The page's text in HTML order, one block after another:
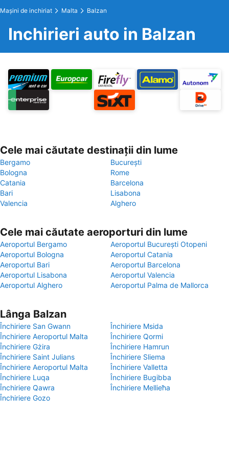
Maşini de inchiriat Malta Balzan
Inchirieri auto in Balzan
Cele mai căutate destinații din lume
Bergamo
București
Bologna
Rome
Catania
Barcelona
Bari
Lisabona
Valencia
Alghero
Cele mai căutate aeroporturi din lume
Aeroportul Bergamo
Aeroportul București Otopeni
Aeroportul Bologna
Aeroportul Catania
Aeroportul Bari
Aeroportul Barcelona
Aeroportul Lisabona
Aeroportul Valencia
Aeroportul Alghero
Aeroportul Palma de Mallorca
Lânga Balzan
Închiriere San Gwann
Închiriere Msida
Închiriere Aeroportul Malta
Închiriere Qormi
Închiriere Gżira
Închiriere Hamrun
Închiriere Saint Julians
Închiriere Sliema
Închiriere Aeroportul Malta
Închiriere Valletta
Închiriere Luqa
Închiriere Bugibba
Închiriere Qawra
Închiriere Mellieħa
Închiriere Gozo